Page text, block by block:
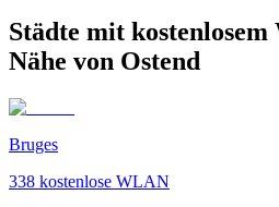
Städte mit
Nähe von Ostend
Bruges
338 kostenlose WLAN